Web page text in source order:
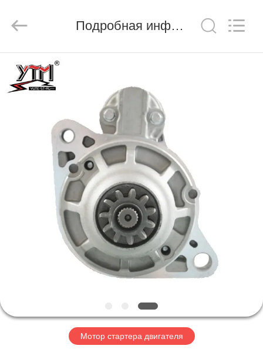
ДОМ
ПРОДУКТЫ
РОЛИКИ
ПУТЕШЕСТВИЕ
ФАБРИКИ
Co.,
Reserved.
Подробная информация о продукте
Мотор стартера двигателя